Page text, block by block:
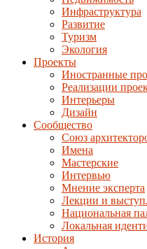
Инфраструктура
Развитие
Туризм
Экология
Проекты
Иностранные
Реализации
Интерьеры
Дизайн
Сообщество
Союз
Имена
Мастерские
Интервью
Мнение эксперта
Лекции и
Национальная
Локальная
История